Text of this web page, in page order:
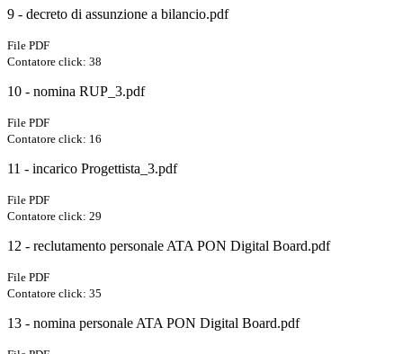
9 - decreto di assunzione a bilancio.pdf
File PDF
Contatore click: 38
10 - nomina RUP_3.pdf
File PDF
Contatore click: 16
11 - incarico Progettista_3.pdf
File PDF
Contatore click: 29
12 - reclutamento personale ATA PON Digital Board.pdf
File PDF
Contatore click: 35
13 - nomina personale ATA PON Digital Board.pdf